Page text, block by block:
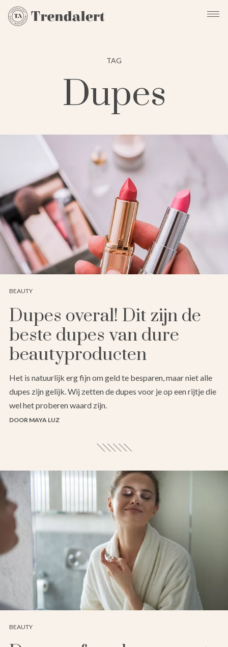
TAG
Dupes
BEAUTY
Dupes overal! Dit zijn de
beste dupes van dure
beautyproducten
Het is natuurlijk erg fijn om geld te besparen, maar niet alle
dupes zijn gelijk. Wij zetten de dupes voor je op een rijtje die
wel het proberen waard zijn.
DOOR MAYA LUZ
BEAUTY